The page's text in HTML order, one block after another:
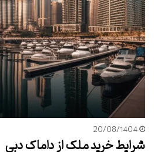
20/08/1404
شرایط خرید ملک از داماک دبی